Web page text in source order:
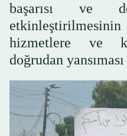
başarısı ve
hizmetlere ve
doğrudan